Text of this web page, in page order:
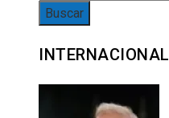
INTERNACIONAL